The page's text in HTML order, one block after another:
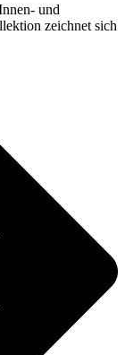
und
zeichnet sich